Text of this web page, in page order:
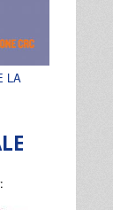
LA